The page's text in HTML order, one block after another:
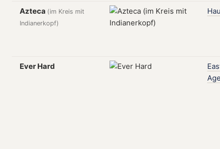
Azteca (im Kreis mit
Indianerkopf)
Ever Hard